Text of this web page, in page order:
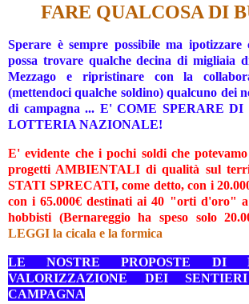
FARE QUALCOSA DI
Sperare è sempre possibile ma ipotizzare
possa trovare qualche decina di migliaia
Mezzago e ripristinare con la
(mettendoci qualche soldino) qualcuno dei
di campagna ... E' COME SPERARE
LOTTERIA NAZIONALE!
E' evidente che i pochi soldi che
progetti AMBIENTALI di qualità sul
STATI SPRECATI, come detto, con i
con i 65.000€ destinati ai 40 "orti d'oro"
hobbisti (Bernareggio ha speso solo
LEGGI la cicala e la formica
LE NOSTRE PROPOSTE DI
VALORIZZAZIONE DEI
CAMPAGNA